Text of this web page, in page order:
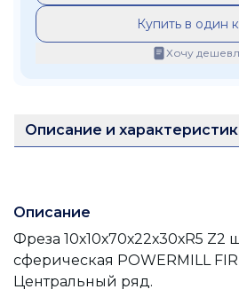
Купить в один
Хочу
Описание и
Описание
Фреза 10х10х70х22х30хR5 Z2
сферическая POWERMILL
Центральный ряд.